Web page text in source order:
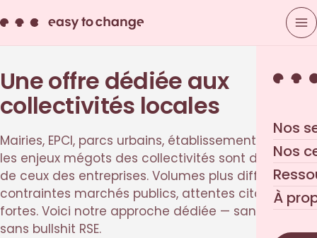
Nos
Nos
À
Une offre dédiée aux
collectivités locales
Mairies, EPCI, parcs urbains, établissements publics :
les enjeux mégots des collectivités sont différents
de ceux des entreprises. Volumes plus diffus,
contraintes marchés publics, attentes citoyennes
fortes. Voici notre approche dédiée — sans détour,
sans bullshit RSE.